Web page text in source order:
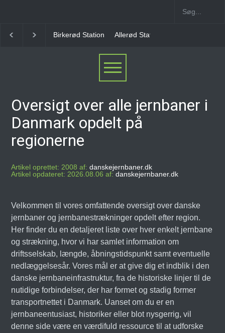
Allerød Station Favrholm Station
Oversigt over alle jernbaner i
Danmark opdelt på
regionerne
Artikel oprettet: 2008 af: danskejernbaner.dk
Artikel opdateret: 2026.08.06 af: danskejernbaner.dk
Velkommen til vores omfattende oversigt over danske
jernbaner og jernbanestrækninger opdelt efter region.
Her finder du en detaljeret liste over hver enkelt jernbane
og strækning, hvor vi har samlet information om
driftsselskab, længde, åbningstidspunkt samt eventuelle
nedlæggelsesår. Vores mål er at give dig et indblik i den
danske jernbaneinfrastruktur, fra de historiske linjer til de
nutidige forbindelser, der har formet og stadig former
transportnettet i Danmark. Uanset om du er en
jernbaneentusiast, historiker eller blot nysgerrig, vil
denne side være en værdifuld ressource til at udforske